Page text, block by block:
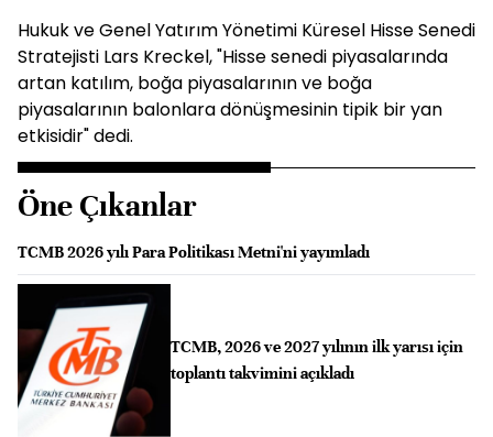
Hukuk ve Genel Yatırım Yönetimi Küresel Hisse Senedi
Stratejisti Lars Kreckel, "Hisse senedi piyasalarında
artan katılım, boğa piyasalarının ve boğa
piyasalarının balonlara dönüşmesinin tipik bir yan
etkisidir" dedi.
Öne Çıkanlar
TCMB 2026 yılı Para Politikası Metni'ni yayımladı
TCMB, 2026 ve 2027 yılının ilk yarısı için
toplantı takvimini açıkladı